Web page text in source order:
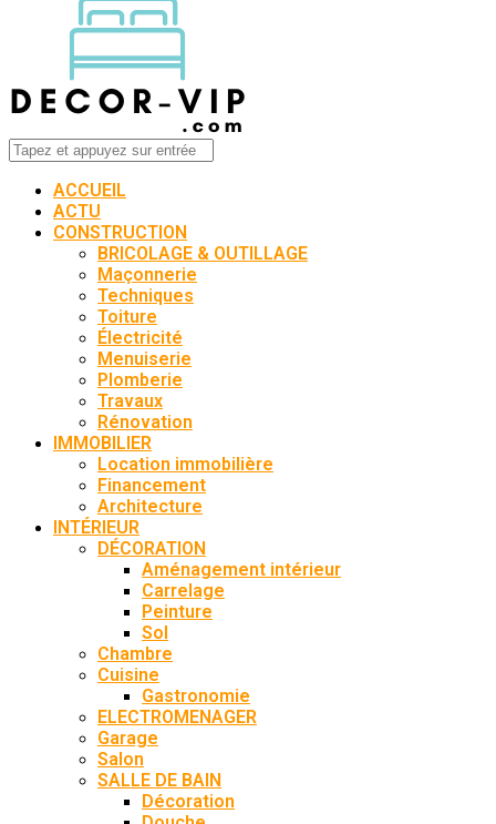
ACCUEIL
ACTU
CONSTRUCTION
BRICOLAGE & OUTILLAGE
Maçonnerie
Techniques
Toiture
Électricité
Menuiserie
Plomberie
Travaux
Rénovation
IMMOBILIER
Location immobilière
Financement
Architecture
INTÉRIEUR
DÉCORATION
Aménagement intérieur
Carrelage
Peinture
Sol
Chambre
Cuisine
Gastronomie
ELECTROMENAGER
Garage
Salon
SALLE DE BAIN
Décoration